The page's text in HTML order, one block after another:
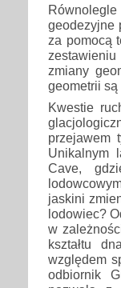
geodezyjne
za pomocą
zmiany
geometrii
Kwestie
przejawem
Unikalnym
Cave,
jaskini
lodowiec?
w
kształtu
względem
odbiornik